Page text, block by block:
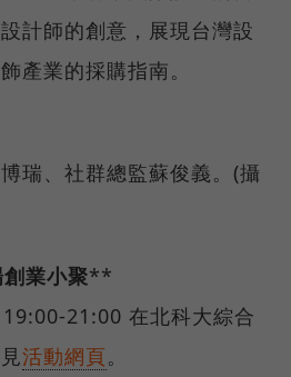
計師的創意，展現台灣設
產業的採購指南。
瑞、社群總監蘇俊義。(攝
業小聚**
21:00 在北科大綜合
活動網頁。